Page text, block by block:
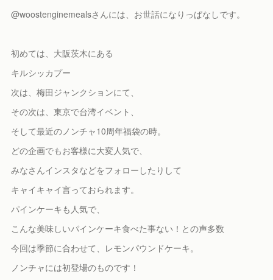
@woostenginemealsさんには、お世話になりっぱなしです。
初めては、大阪茨木にある
キルシッカプー
次は、梅田ジャンクションにて、
その次は、東京で台湾イベント、
そして最近のノンチャ10周年福袋の時。
どの企画でもお客様に大変人気で、
みなさんインスタなどをフォローしたりして
キャイキャイ言っておられます。
パインケーキも人気で、
こんな美味しいパインケーキ食べた事ない！との声多数
今回は季節に合わせて、レモンパウンドケーキ。
ノンチャには初登場のものです！